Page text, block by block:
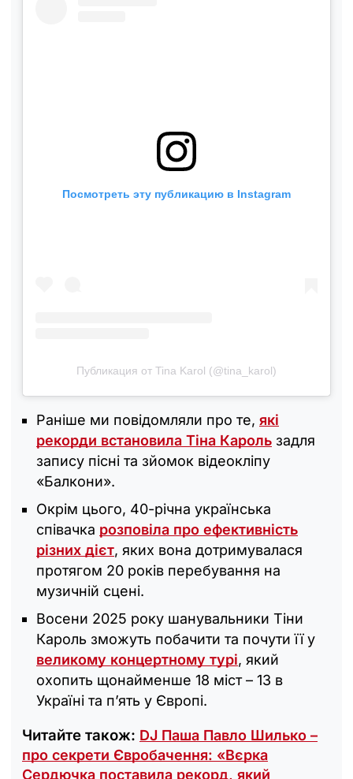
Посмотреть эту публикацию в Instagram
Публикация от Tina Karol (@tina_karol)
Раніше ми повідомляли про те, які
рекорди встановила Тіна Кароль задля
запису пісні та зйомок відеокліпу
«Балкони».
Окрім цього, 40-річна українська
співачка розповіла про ефективність
різних дієт, яких вона дотримувалася
протягом 20 років перебування на
музичній сцені.
Восени 2025 року шанувальники Тіни
Кароль зможуть побачити та почути її у
великому концертному турі, який
охопить щонайменше 18 міст – 13 в
Україні та п’ять у Європі.
Читайте також: DJ Паша Павло Шилько –
про секрети Євробачення: «Вєрка
Сердючка поставила рекорд, який